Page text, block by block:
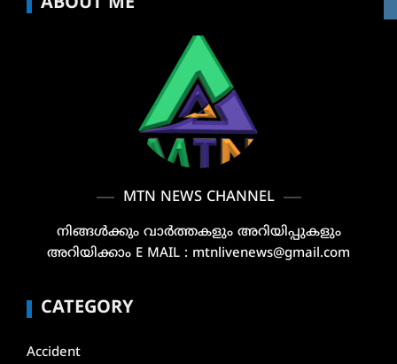
MTN NEWS CHANNEL
നിങ്ങൾക്കും വാർത്തകളും അറിയിപ്പുകളും
അറിയിക്കാം E MAIL : mtnlivenews@gmail.com
CATEGORY
Accident